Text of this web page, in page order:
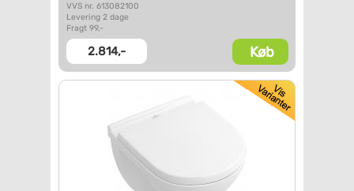
VVS nr. 613082100
Levering 2 dage
Fragt 99,-
2.814,- Køb